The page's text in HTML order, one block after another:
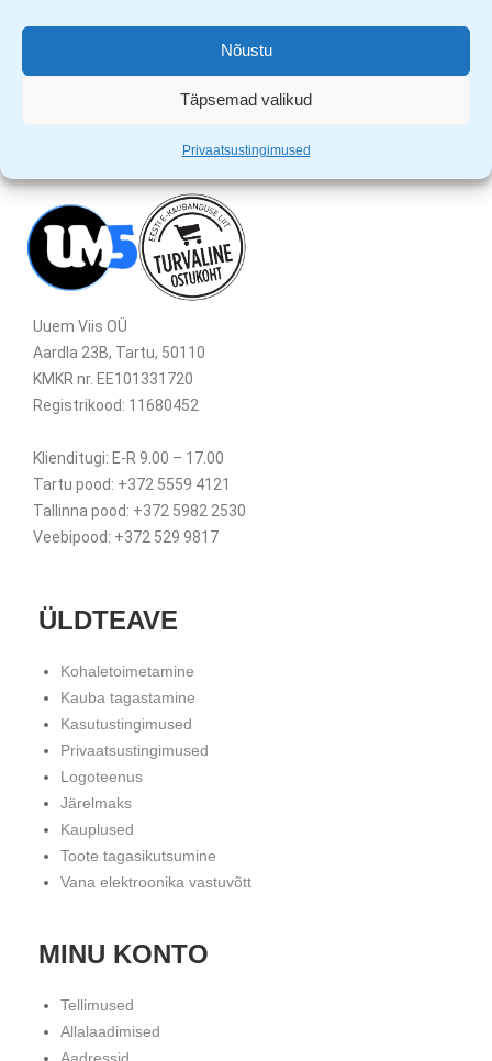
Nõustu
Täpsemad valikud
Privaatsustingimused
Uuem Viis OÜ
Aardla 23B, Tartu, 50110
KMKR nr. EE101331720
Registrikood: 11680452
Klienditugi: E-R 9.00 – 17.00
Tartu pood: +372 5559 4121
Tallinna pood: +372 5982 2530
Veebipood: +372 529 9817
ÜLDTEAVE
Kohaletoimetamine
Kauba tagastamine
Kasutustingimused
Privaatsustingimused
Logoteenus
Järelmaks
Kauplused
Toote tagasikutsumine
Vana elektroonika vastuvõtt
MINU KONTO
Tellimused
Allalaadimised